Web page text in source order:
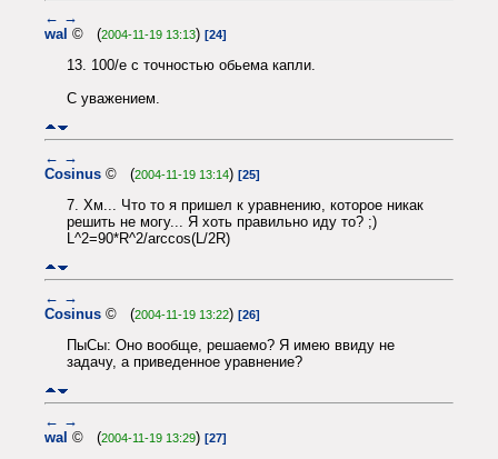
← →
wal © (2004-11-19 13:13) [24]
13. 100/e c точностью обьема капли.
С уважением.
← →
Cosinus © (2004-11-19 13:14) [25]
7. Хм... Что то я пришел к уравнению, которое никак
решить не могу... Я хоть правильно иду то? ;)
L^2=90*R^2/arccos(L/2R)
← →
Cosinus © (2004-11-19 13:22) [26]
ПыСы: Оно вообще, решаемо? Я имею ввиду не
задачу, а приведенное уравнение?
← →
wal © (2004-11-19 13:29) [27]